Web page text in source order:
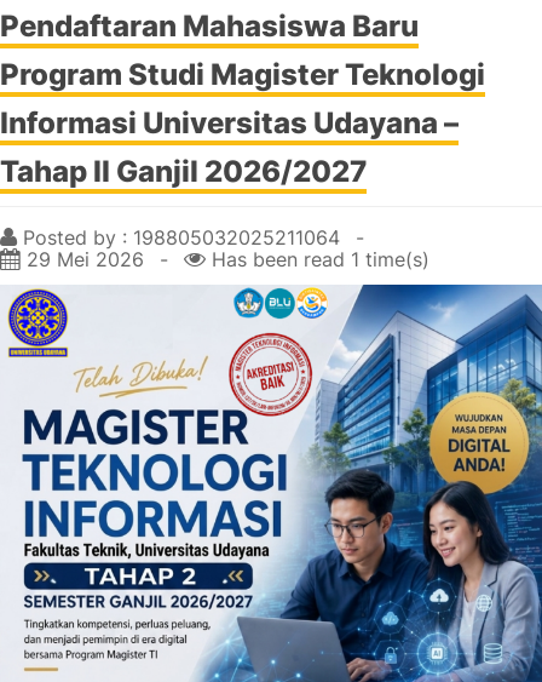
Pendaftaran Mahasiswa Baru
Program Studi Magister Teknologi
Informasi Universitas Udayana –
Tahap II Ganjil 2026/2027
Posted by : 198805032025211064
29 Mei 2026
Has been read 1 time(s)